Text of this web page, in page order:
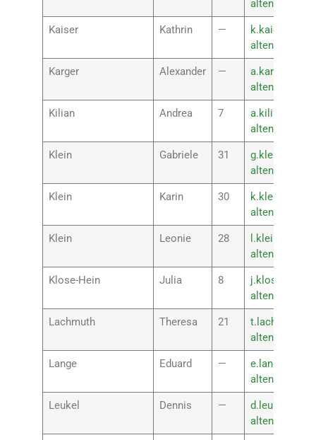
Kaiser Kathrin —
Karger Alexander —
Kilian Andrea 7
Klein Gabriele 31
Klein Karin 30
Klein Leonie 28
Klose-Hein Julia 8
Lachmuth Theresa 21
Lange Eduard —
Leukel Dennis —